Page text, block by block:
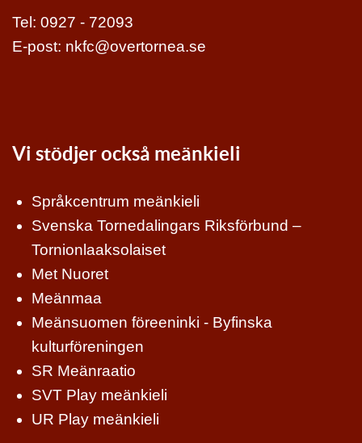
Tel: 0927 - 72093
E-post: nkfc@overtornea.se
Vi stödjer också meänkieli
Språkcentrum meänkieli
Svenska Tornedalingars Riksförbund –
Tornionlaaksolaiset
Met Nuoret
Meänmaa
Meänsuomen föreeninki - Byfinska
kulturföreningen
SR Meänraatio
SVT Play meänkieli
UR Play meänkieli